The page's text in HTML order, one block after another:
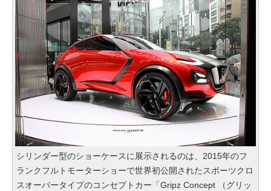
シリンダー型のショーケースに展示されるのは、2015年のフ
ランクフルトモーターショーで世界初公開されたスポーツクロ
スオーバータイプのコンセプトカー「Gripz Concept （グリッ